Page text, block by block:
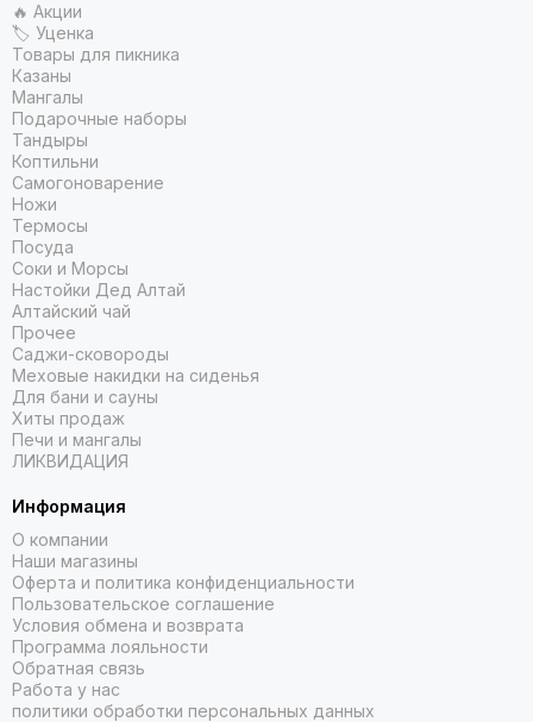
🔥 Акции
🏷 Уценка
Товары для пикника
Казаны
Мангалы
Подарочные наборы
Тандыры
Коптильни
Самогоноварение
Ножи
Термосы
Посуда
Соки и Морсы
Настойки Дед Алтай
Алтайский чай
Прочее
Саджи-сковороды
Меховые накидки на сиденья
Для бани и сауны
Хиты продаж
Печи и мангалы
ЛИКВИДАЦИЯ
Информация
О компании
Наши магазины
Оферта и политика конфиденциальности
Пользовательское соглашение
Условия обмена и возврата
Программа лояльности
Обратная связь
Работа у нас
политики обработки персональных данных